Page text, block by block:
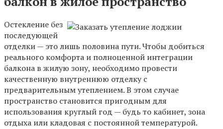
Остекление без
последующей
отделки — это лишь половина пути. Чтобы добиться
реального комфорта и полноценной интеграции
балкона в жилую зону, необходимо провести
качественную внутреннюю отделку с
предварительным утеплением. В этом случае
пространство становится пригодным для
использования круглый год — будь то кабинет, зона
отдыха или кладовая с постоянной температурой.